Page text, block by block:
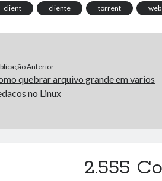
client cliente torrent
Anterior
quebrar arquivo grande em varios
no Linux
2.555